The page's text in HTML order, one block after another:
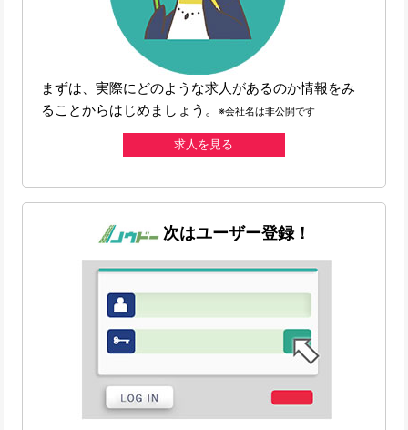
まずは、実際にどのような求人があるのか情報をみ
ることからはじめましょう。※会社名は非公開です
求人を見る
次はユーザー登録！